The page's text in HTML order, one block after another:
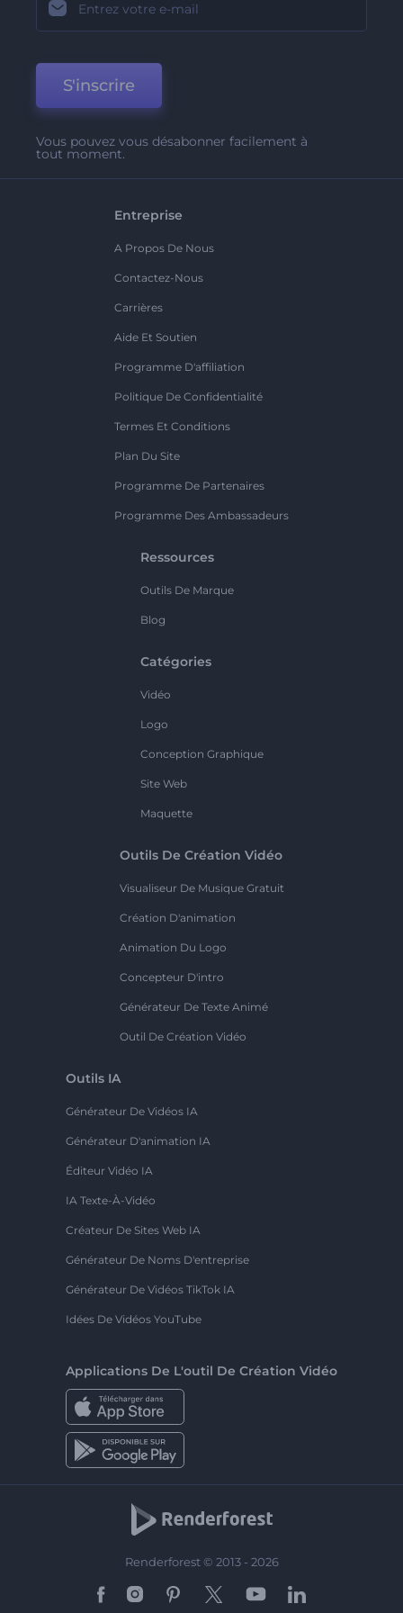
S'inscrire
Vous pouvez vous désabonner facilement à
tout moment.
Entreprise
A Propos De Nous
Contactez-Nous
Carrières
Aide Et Soutien
Programme D'affiliation
Politique De Confidentialité
Termes Et Conditions
Plan Du Site
Programme De Partenaires
Programme Des Ambassadeurs
Ressources
Outils De Marque
Blog
Catégories
Vidéo
Logo
Conception Graphique
Site Web
Maquette
Outils De Création Vidéo
Visualiseur De Musique Gratuit
Création D'animation
Animation Du Logo
Concepteur D'intro
Générateur De Texte Animé
Outil De Création Vidéo
Outils IA
Générateur De Vidéos IA
Générateur D'animation IA
Éditeur Vidéo IA
IA Texte-À-Vidéo
Créateur De Sites Web IA
Générateur De Noms D'entreprise
Générateur De Vidéos TikTok IA
Idées De Vidéos YouTube
Applications De L'outil De Création Vidéo
Renderforest © 2013 - 2026